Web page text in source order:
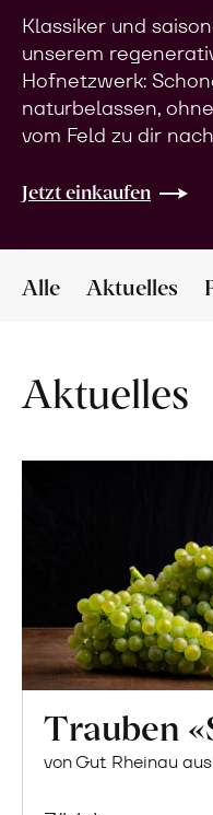
Klassiker und
unserem
Hofnetzwerk:
naturbelassen,
vom Feld zu dir
Jetzt einkaufen
Alle Aktuelles
Aktuelles
Trauben
von Gut Rheinau